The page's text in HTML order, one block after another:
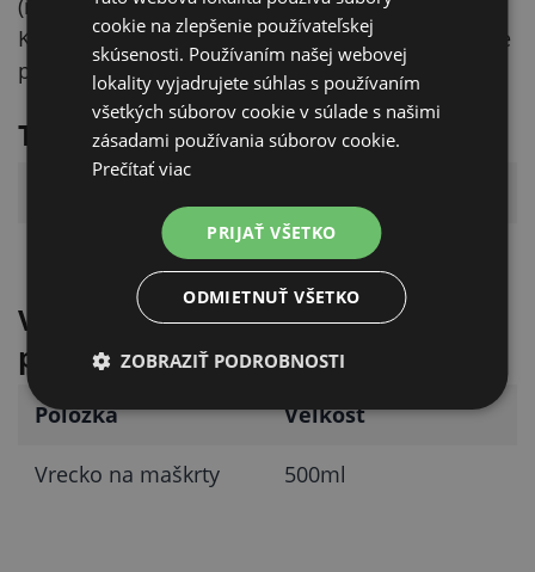
(napríklad záujem o predmet, ovoňanie, dotyk).
Kliknutie je vnímané ako čisto pozitívny signál, že
postup je správny a odmena príde.
Technické parametre
ks
Voliteľné doplnky (na stránke
produktu)
Položka Veľkosť
Vrecko na maškrty 500ml
cookie na zlepšenie používateľskej
skúsenosti. Používaním našej webovej
lokality vyjadrujete súhlas s používaním
všetkých súborov cookie v súlade s našimi
zásadami používania súborov cookie.
Prečítať viac
PRIJAŤ VŠETKO
ODMIETNUŤ VŠETKO
ZOBRAZIŤ PODROBNOSTI